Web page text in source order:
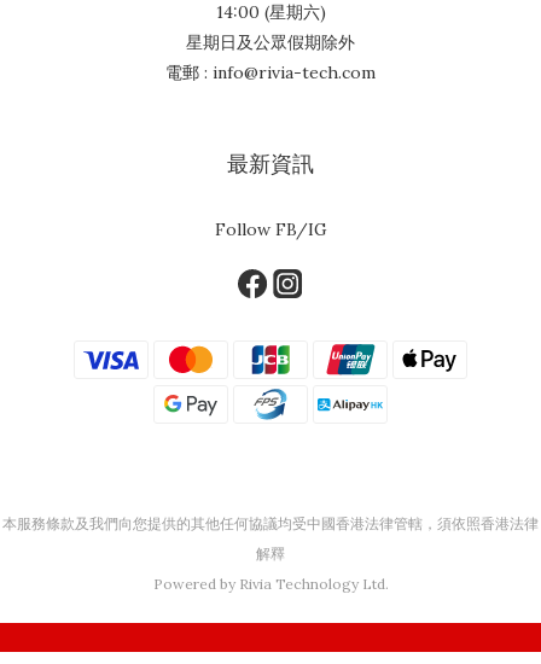
14:00 (星期六)
星期日及公眾假期除外
電郵 : info@rivia-tech.com
最新資訊
Follow FB/IG
本服務條款及我們向您提供的其他任何協議均受中國香港法律管轄，須依照香港法律
解釋
Powered by Rivia Technology Ltd.